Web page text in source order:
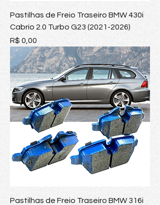
Pastilhas de Freio Traseiro BMW 430i
Cabrio 2.0 Turbo G23 (2021-2026)
Preço
R$ 0,00
Pastilhas de Freio Traseiro BMW 316i